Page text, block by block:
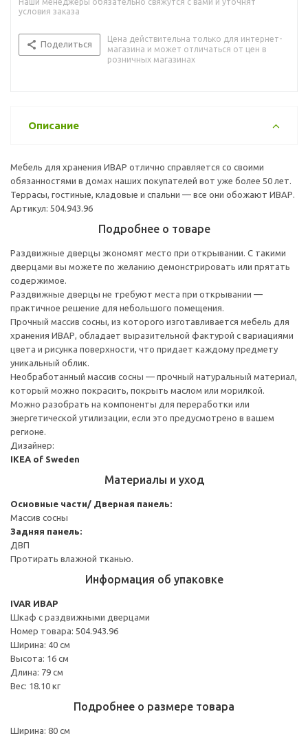
условия заказа
Поделиться
Цена действительна только для интернет-
магазина и может отличаться от цен в
розничных магазинах
Описание
Мебель для хранения ИВАР отлично справляется со своими
обязанностями в домах наших покупателей вот уже более 50 лет.
Террасы, гостиные, кладовые и спальни — все они обожают ИВАР.
Артикул: 504.943.96
Подробнее о товаре
Раздвижные дверцы экономят место при открывании. С такими
дверцами вы можете по желанию демонстрировать или прятать
содержимое.
Раздвижные дверцы не требуют места при открывании —
практичное решение для небольшого помещения.
Прочный массив сосны, из которого изготавливается мебель для
хранения ИВАР, обладает выразительной фактурой с вариациями
цвета и рисунка поверхности, что придает каждому предмету
уникальный облик.
Необработанный массив сосны — прочный натуральный материал,
который можно покрасить, покрыть маслом или морилкой.
Можно разобрать на компоненты для переработки или
энергетической утилизации, если это предусмотрено в вашем
регионе.
Дизайнер:
IKEA of Sweden
Материалы и уход
Основные части/ Дверная панель:
Массив сосны
Задняя панель:
ДВП
Протирать влажной тканью.
Информация об упаковке
IVAR ИВАР
Шкаф с раздвижными дверцами
Номер товара: 504.943.96
Ширина: 40 см
Высота: 16 см
Длина: 79 см
Вес: 18.10 кг
Подробнее о размере товара
Ширина: 80 см